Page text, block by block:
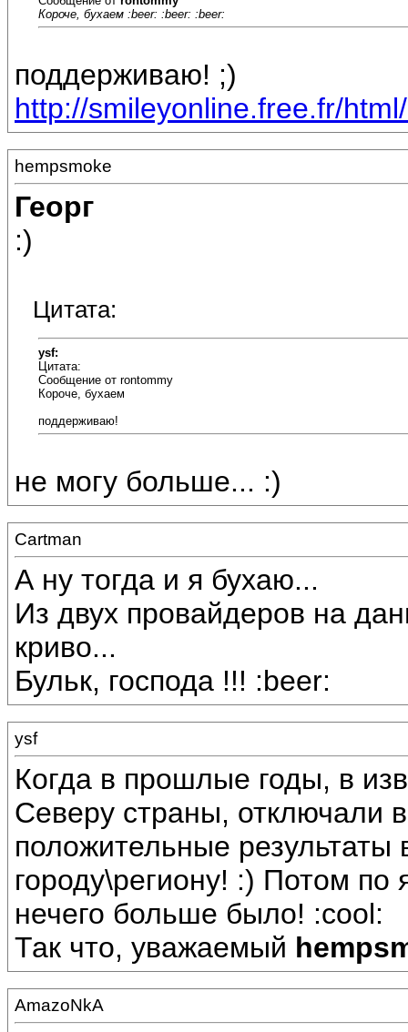
Короче, бухаем :beer: :beer: :beer:
поддерживаю! ;)
http://smileyonline.free.fr/
hempsmoke
Георг
:)
Цитата:
ysf:
Цитата:
Сообщение от rontommy
Короче, бухаем
поддерживаю!
не могу больше... :)
Cartman
А ну тогда и я бухаю...
Из двух провайдеров на
криво...
Бульк, господа !!! :beer:
ysf
Когда в прошлые годы, в
Северу страны, отключали
положительные результаты
городу\региону! :) Потом
нечего больше было! :cool:
Так что, уважаемый
AmazoNkA